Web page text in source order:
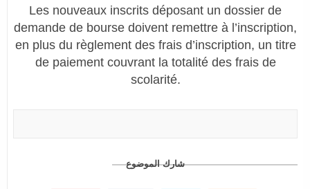
Les nouveaux inscrits déposant un dossier de
demande de bourse doivent remettre à l’inscription,
en plus du règlement des frais d’inscription, un titre
de paiement couvrant la totalité des frais de
scolarité.
شارك الموضوع